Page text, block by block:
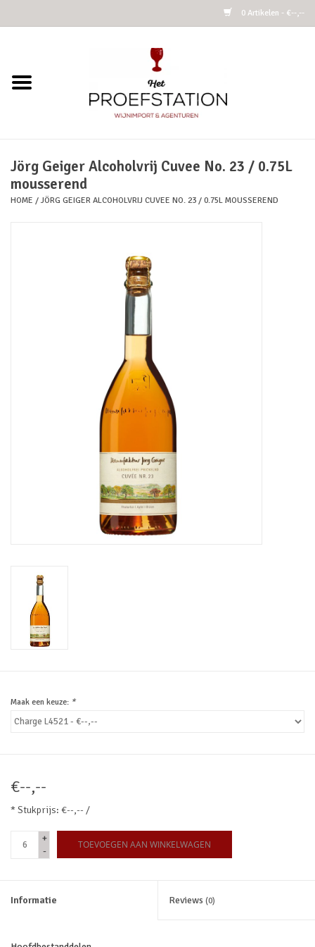
0 Artikelen - €--,--
Cider
Jörg Geiger Alcoholvrij Cuvee No. 23 / 0.75L
mousserend
HOME / JÖRG GEIGER ALCOHOLVRIJ CUVEE NO. 23 / 0.75L MOUSSEREND
Maak een keuze: *
€--,--
* Stukprijs: €--,-- /
+
-
TOEVOEGEN AAN WINKELWAGEN
Informatie Reviews (0)